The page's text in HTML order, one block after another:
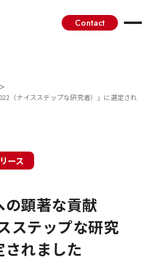
Contact
>
（ナイスステップな研究者）」に選定され
ース
の顕著な貢献
ステップな研究
れました